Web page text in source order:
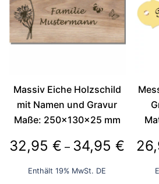
auf.
Die
Optionen
der
Produktseite
gewählt
Massiv Eiche Holzschild
mit Namen und Gravur
Maße: 250x130x25 mm
32,95€ – 34,95€
Enthält 19% MwSt. DE